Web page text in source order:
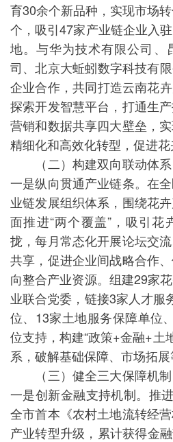
育30余个新品种，实现市场
个，吸引47家产业链企业入
地。与华为技术有限公司、
司、北京大蚯蚓数字科技有
企业合作，共同打造云南花
探索开发智慧平台，打通生
营销和数据共享四大壁垒，实
精细化和高效化转型，促进花
（二）构建双向联动体系
一是纵向贯通产业链条。在
业链发展组织体系，围绕花
面推进“两个覆盖”，吸引花
拢，每月常态化开展论坛交
共享，促进企业间战略合作
向整合产业资源。组建29家
业联合党委，链接3家人才服
位、13家土地服务保障单位
位支持，构建“政策+金融+土
系，破解基础保障、市场拓展
（三）健全三大保障机制
一是创新金融支持机制。推
全市首本《农村土地流转经
产业转型升级，累计获得金